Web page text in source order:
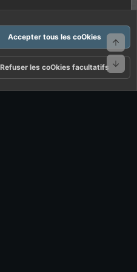
de confidentialité Aide
R
S
Accepter tous les coOkies
Refuser les coOkies facultatifs